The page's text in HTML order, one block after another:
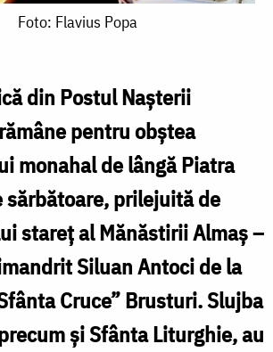
Foto: Flavius Popa
din Postul Nașterii
pentru obștea
monahal de lângă Piatra
sărbătoare, prilejuită de
stareț al Mănăstirii Almaș –
Siluan Antoci de la
Cruce” Brusturi. Slujba
și Sfânta Liturghie, au